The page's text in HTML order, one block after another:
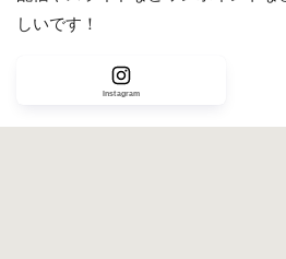
しいです！
Instagram